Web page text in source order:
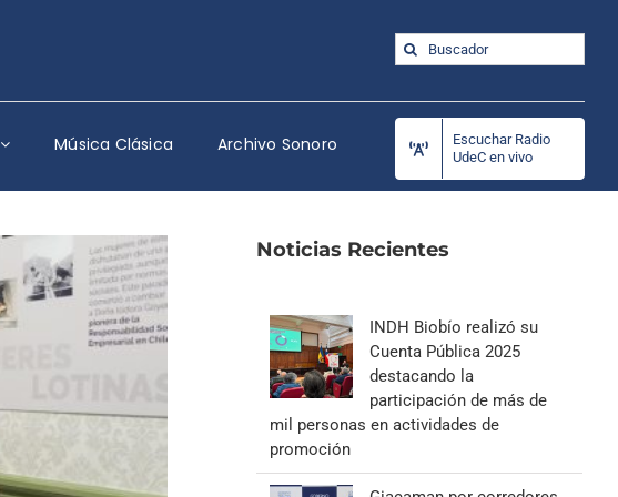
Buscar:
Música Clásica Archivo Sonoro
Escuchar Radio
UdeC en vivo
Noticias Recientes
INDH Biobío realizó su
Cuenta Pública 2025
destacando la
participación de más de
mil personas en actividades de
promoción